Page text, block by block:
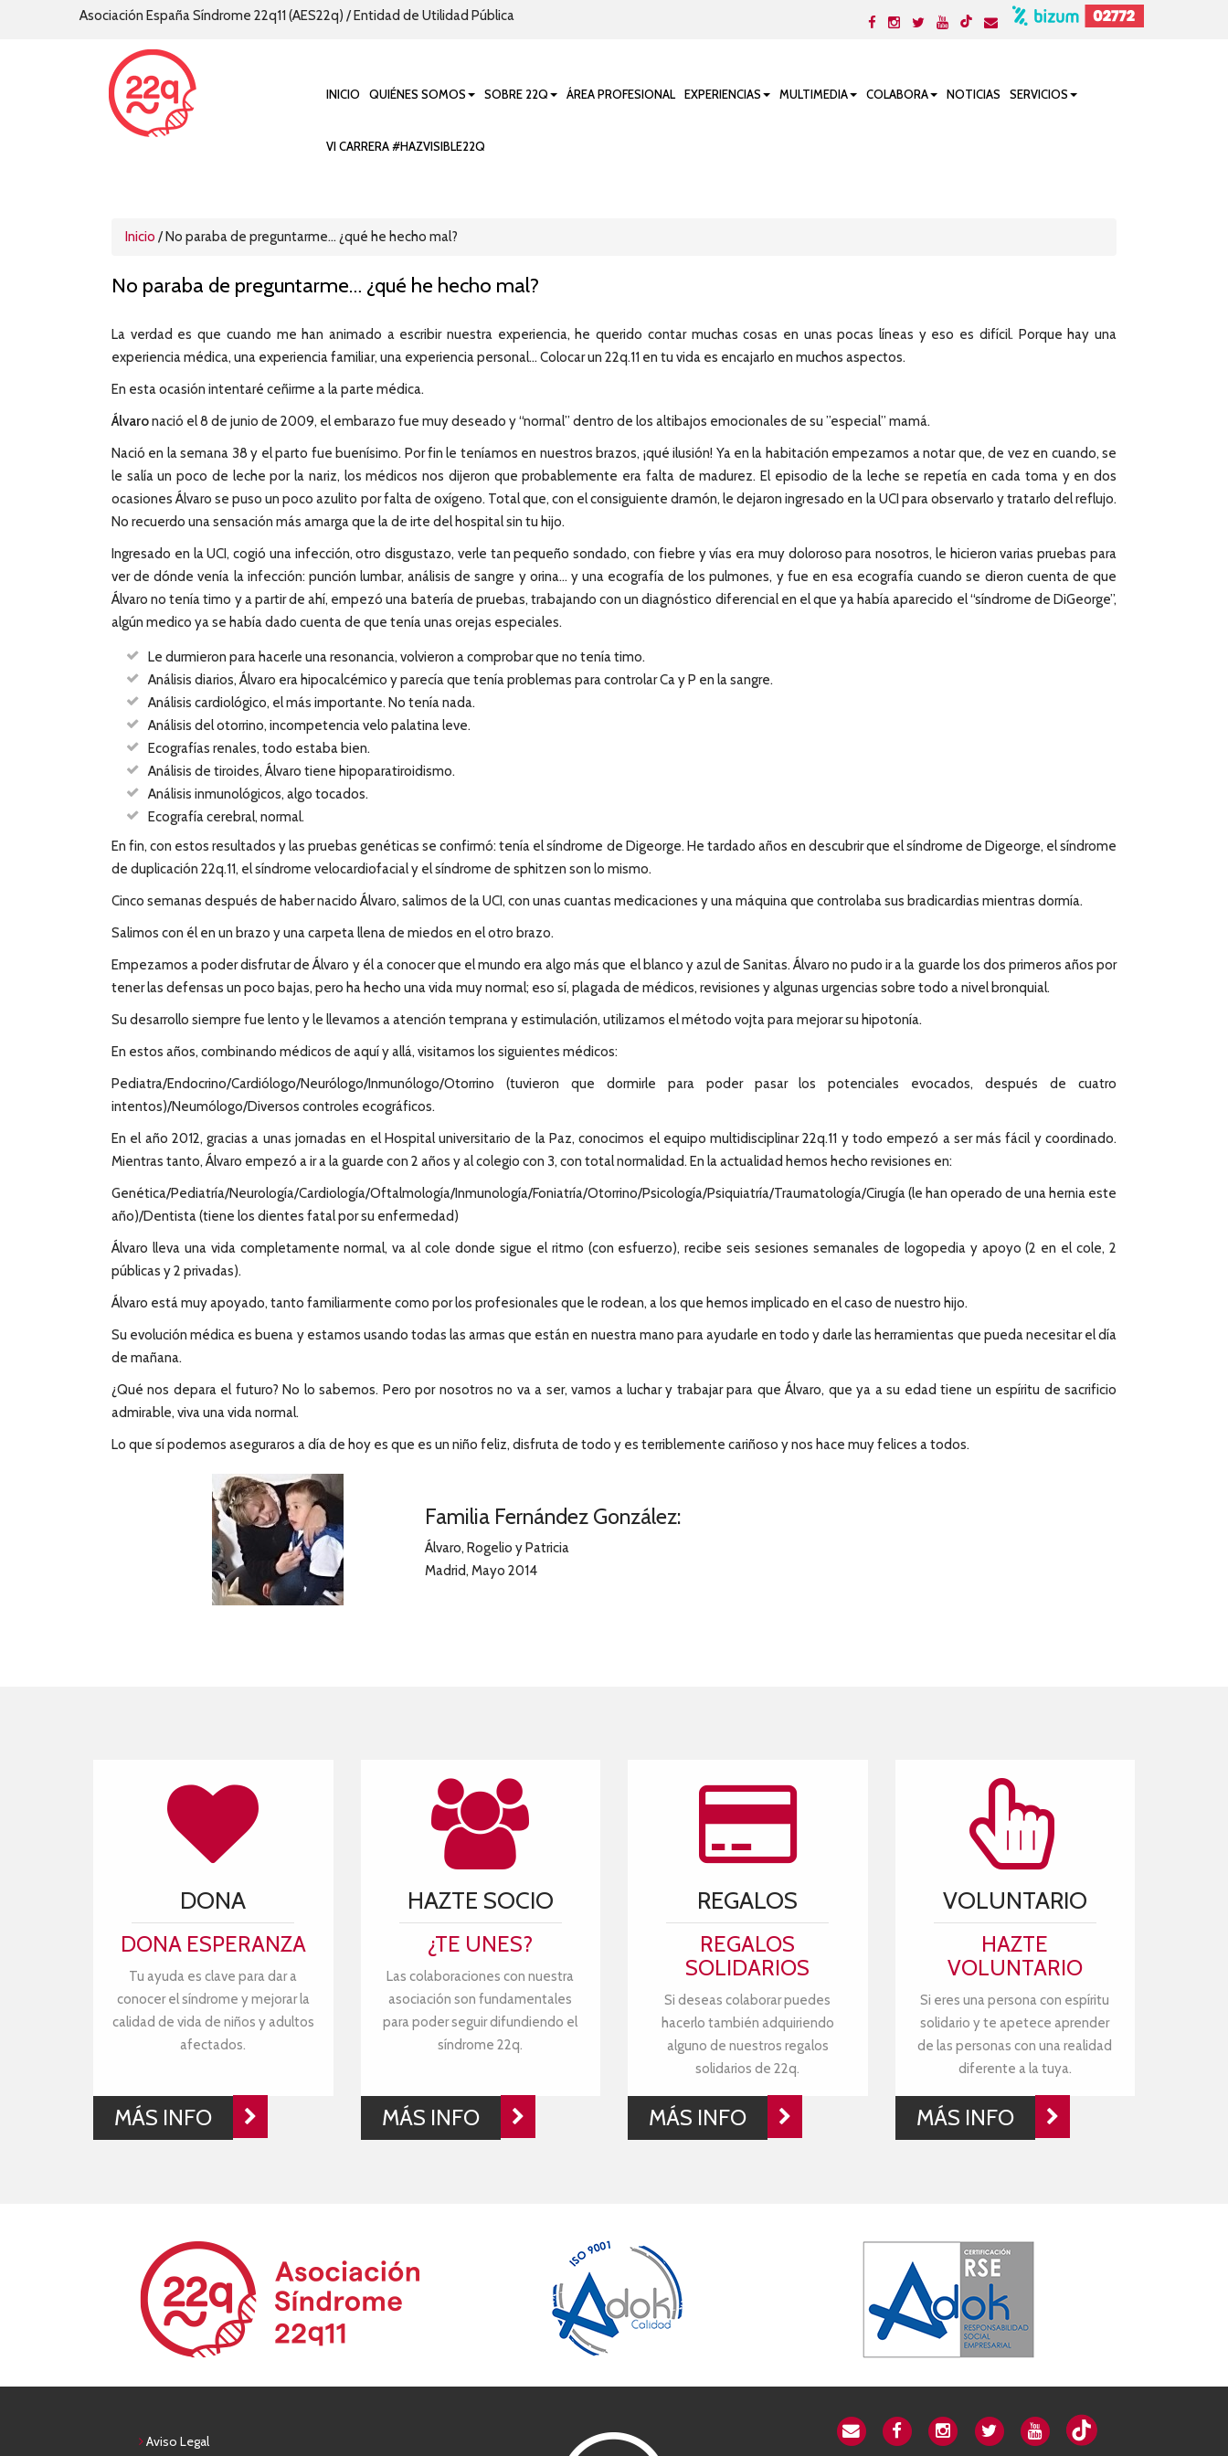
Asociación España Síndrome 22q11 (AES22q) / Entidad de Utilidad Pública
INICIO QUIÉNES SOMOS SOBRE 22Q ÁREA PROFESIONAL EXPERIENCIAS MULTIMEDIA COLABORA NOTICIAS SERVICIOS
VI CARRERA #HAZVISIBLE22Q
Inicio /No paraba de preguntarme… ¿qué he hecho mal?
No paraba de preguntarme… ¿qué he hecho mal?
La verdad es que cuando me han animado a escribir nuestra experiencia, he querido contar muchas cosas en unas pocas líneas y eso es difícil. Porque hay una
experiencia médica, una experiencia familiar, una experiencia personal… Colocar un 22q.11 en tu vida es encajarlo en muchos aspectos.
En esta ocasión intentaré ceñirme a la parte médica.
Álvaronació el 8 de junio de 2009, el embarazo fue muy deseado y “normal” dentro de los altibajos emocionales de su ”especial” mamá.
Nació en la semana 38 y el parto fue buenísimo. Por fin le teníamos en nuestros brazos, ¡qué ilusión! Ya en la habitación empezamos a notar que, de vez en cuando, se
le salía un poco de leche por la nariz, los médicos nos dijeron que probablemente era falta de madurez. El episodio de la leche se repetía en cada toma y en dos
ocasiones Álvaro se puso un poco azulito por falta de oxígeno. Total que, con el consiguiente dramón, le dejaron ingresado en la UCI para observarlo y tratarlo del reflujo.
No recuerdo una sensación más amarga que la de irte del hospital sin tu hijo.
Ingresado en la UCI, cogió una infección, otro disgustazo, verle tan pequeño sondado, con fiebre y vías era muy doloroso para nosotros, le hicieron varias pruebas para
ver de dónde venía la infección: punción lumbar, análisis de sangre y orina… y una ecografía de los pulmones, y fue en esa ecografía cuando se dieron cuenta de que
Álvaro no tenía timo y a partir de ahí, empezó una batería de pruebas, trabajando con un diagnóstico diferencial en el que ya había aparecido el “síndrome de DiGeorge”,
algún medico ya se había dado cuenta de que tenía unas orejas especiales.
Le durmieron para hacerle una resonancia, volvieron a comprobar que no tenía timo.
Análisis diarios, Álvaro era hipocalcémico y parecía que tenía problemas para controlar Ca y P en la sangre.
Análisis cardiológico, el más importante. No tenía nada.
Análisis del otorrino, incompetencia velo palatina leve.
Ecografías renales, todo estaba bien.
Análisis de tiroides, Álvaro tiene hipoparatiroidismo.
Análisis inmunológicos, algo tocados.
Ecografía cerebral, normal.
En fin, con estos resultados y las pruebas genéticas se confirmó: tenía el síndrome de Digeorge. He tardado años en descubrir que el síndrome de Digeorge, el síndrome
de duplicación 22q.11, el síndrome velocardiofacial y el síndrome de sphitzen son lo mismo.
Cinco semanas después de haber nacido Álvaro, salimos de la UCI, con unas cuantas medicaciones y una máquina que controlaba sus bradicardias mientras dormía.
Salimos con él en un brazo y una carpeta llena de miedos en el otro brazo.
Empezamos a poder disfrutar de Álvaro y él a conocer que el mundo era algo más que el blanco y azul de Sanitas. Álvaro no pudo ir a la guarde los dos primeros años por
tener las defensas un poco bajas, pero ha hecho una vida muy normal; eso sí, plagada de médicos, revisiones y algunas urgencias sobre todo a nivel bronquial.
Su desarrollo siempre fue lento y le llevamos a atención temprana y estimulación, utilizamos el método vojta para mejorar su hipotonía.
En estos años, combinando médicos de aquí y allá, visitamos los siguientes médicos:
Pediatra/Endocrino/Cardiólogo/Neurólogo/Inmunólogo/Otorrino (tuvieron que dormirle para poder pasar los potenciales evocados, después de cuatro
intentos)/Neumólogo/Diversos controles ecográficos.
En el año 2012, gracias a unas jornadas en el Hospital universitario de la Paz, conocimos el equipo multidisciplinar 22q.11 y todo empezó a ser más fácil y coordinado.
Mientras tanto, Álvaro empezó a ir a la guarde con 2 años y al colegio con 3, con total normalidad. En la actualidad hemos hecho revisiones en:
Genética/Pediatría/Neurología/Cardiología/Oftalmología/Inmunología/Foniatría/Otorrino/Psicología/Psiquiatría/Traumatología/Cirugía (le han operado de una hernia este
año)/Dentista (tiene los dientes fatal por su enfermedad)
Álvaro lleva una vida completamente normal, va al cole donde sigue el ritmo (con esfuerzo), recibe seis sesiones semanales de logopedia y apoyo (2 en el cole, 2
públicas y 2 privadas).
Álvaro está muy apoyado, tanto familiarmente como por los profesionales que le rodean, a los que hemos implicado en el caso de nuestro hijo.
Su evolución médica es buena y estamos usando todas las armas que están en nuestra mano para ayudarle en todo y darle las herramientas que pueda necesitar el día
de mañana.
¿Qué nos depara el futuro? No lo sabemos. Pero por nosotros no va a ser, vamos a luchar y trabajar para que Álvaro, que ya a su edad tiene un espíritu de sacrificio
admirable, viva una vida normal.
Lo que sí podemos aseguraros a día de hoy es que es un niño feliz, disfruta de todo y es terriblemente cariñoso y nos hace muy felices a todos.
Familia Fernández González:
Álvaro, Rogelio y Patricia
Madrid, Mayo 2014
DONA
DONA ESPERANZA
Tu ayuda es clave para dar a
conocer el síndrome y mejorar la
calidad de vida de niños y adultos
afectados.
MÁS INFO
HAZTE SOCIO
¿TE UNES?
Las colaboraciones con nuestra
asociación son fundamentales
para poder seguir difundiendo el
síndrome 22q.
MÁS INFO
REGALOS
REGALOS
SOLIDARIOS
Si deseas colaborar puedes
hacerlo también adquiriendo
alguno de nuestros regalos
solidarios de 22q.
MÁS INFO
VOLUNTARIO
HAZTE
VOLUNTARIO
Si eres una persona con espíritu
solidario y te apetece aprender
de las personas con una realidad
diferente a la tuya.
MÁS INFO
Aviso Legal